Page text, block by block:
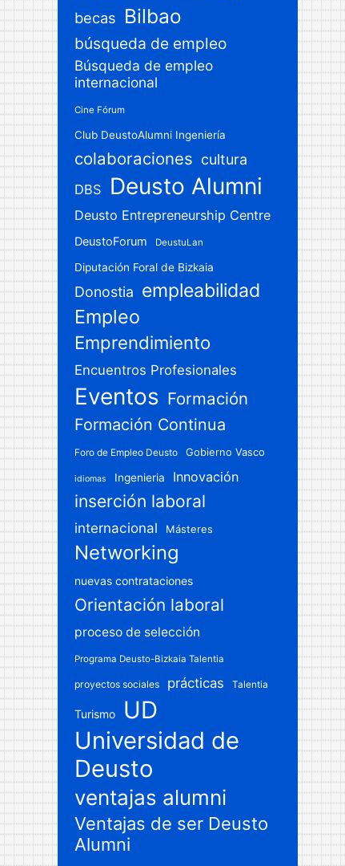
becas Bilbao
búsqueda de empleo
Búsqueda de empleo
internacional
Cine Fórum
Club DeustoAlumni Ingeniería
colaboraciones cultura
DBS Deusto Alumni
Deusto Entrepreneurship Centre
DeustoForum DeustuLan
Diputación Foral de Bizkaia
Donostia empleabilidad
Empleo
Emprendimiento
Encuentros Profesionales
Eventos Formación
Formación Continua
Foro de Empleo Deusto Gobierno Vasco
idiomas Ingenieria Innovación
inserción laboral
internacional Másteres
Networking
nuevas contrataciones
Orientación laboral
proceso de selección
Programa Deusto-Bizkaia Talentia
proyectos sociales prácticas Talentia
Turismo
UD
Universidad de
Deusto
ventajas alumni
Ventajas de ser Deusto
Alumni